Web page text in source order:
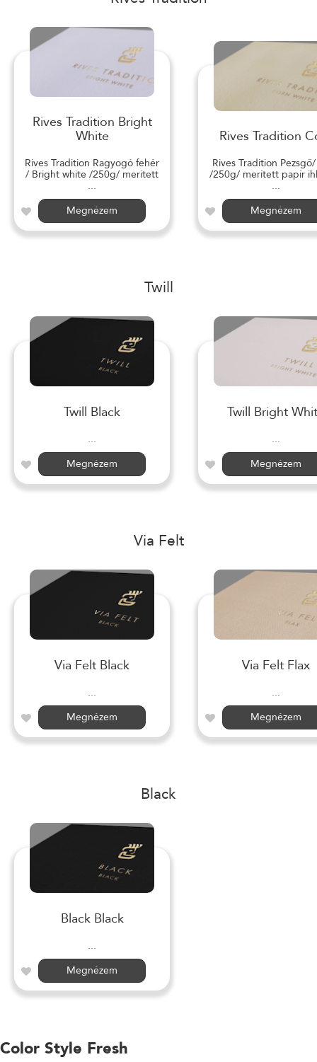
Rives Tradition Bright
White
Rives Tradition Ragyogó fehér
/ Bright white /250g/ merített
...
Megnézem
Rives Tradition
Rives Tradition
/250g/ merített papír
...
Megnézem
Twill
Twill Black
...
Megnézem
Twill Bright
...
Megnézem
Via Felt
Via Felt Black
...
Megnézem
Via Felt Flax
...
Megnézem
Black
Black Black
...
Megnézem
Color Style Fresh